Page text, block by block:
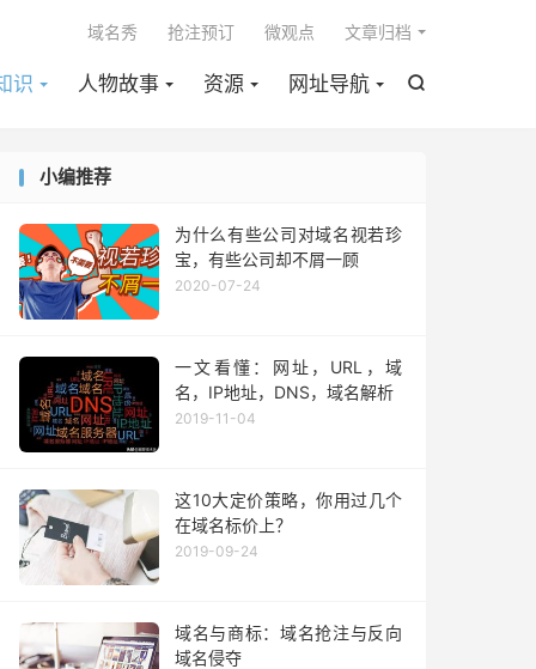

识 人物故事 资源 网址导航
域名秀 抢注预订 微观点 文章归档
小编推荐
为什么有些公司对域名视若珍
宝，有些公司却不屑一顾
2020-07-24
一文看懂：网址，URL，域
名，IP地址，DNS，域名解析
2019-11-04
这10大定价策略，你用过几个
在域名标价上？
2019-09-24
域名与商标：域名抢注与反向
域名侵夺